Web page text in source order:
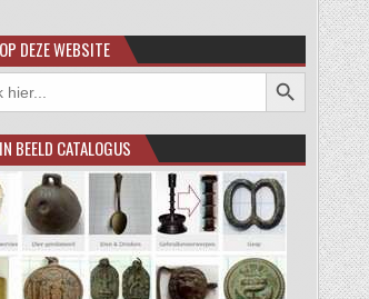
DEZE WEBSITE
Zoekknop
BEELD CATALOGUS